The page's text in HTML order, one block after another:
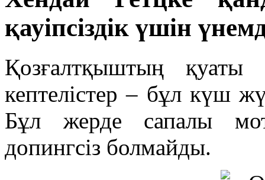
қауіпсіздік үшін
Қозғалтқыштың
кептелістер – бұл күш
Бұл жерде сапалы
допингсіз болмайды.